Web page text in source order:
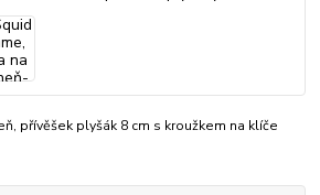
přívěšek plyšák 8 cm s kroužkem na klíče